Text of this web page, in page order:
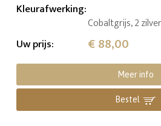
Kleurafwerking:
Cobaltgrijs, 2
Uw prijs: € 88,00
Meer info
Bestel